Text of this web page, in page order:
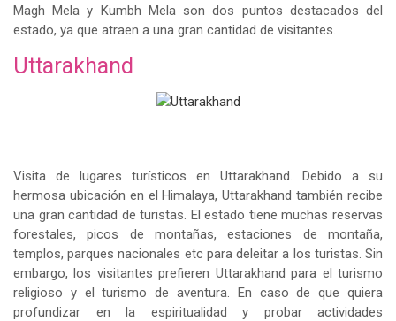
Magh Mela y Kumbh Mela son dos puntos destacados del
estado, ya que atraen a una gran cantidad de visitantes.
Uttarakhand
Visita de lugares turísticos en Uttarakhand. Debido a su
hermosa ubicación en el Himalaya, Uttarakhand también recibe
una gran cantidad de turistas. El estado tiene muchas reservas
forestales, picos de montañas, estaciones de montaña,
templos, parques nacionales etc para deleitar a los turistas. Sin
embargo, los visitantes prefieren Uttarakhand para el turismo
religioso y el turismo de aventura. En caso de que quiera
profundizar en la espiritualidad y probar actividades